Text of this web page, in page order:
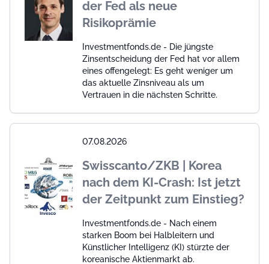
der Fed als neue
Risikoprämie
Investmentfonds.de - Die jüngste
Zinsentscheidung der Fed hat vor allem
eines offengelegt: Es geht weniger um
das aktuelle Zinsniveau als um
Vertrauen in die nächsten Schritte.
07.08.2026
Swisscanto/ZKB | Korea
nach dem KI-Crash: Ist jetzt
der Zeitpunkt zum Einstieg?
Investmentfonds.de - Nach einem
starken Boom bei Halbleitern und
Künstlicher Intelligenz (KI) stürzte der
koreanische Aktienmarkt ab.